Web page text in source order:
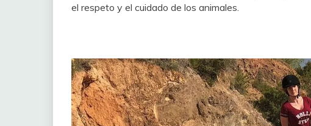
el respeto y el cuidado de los animales.